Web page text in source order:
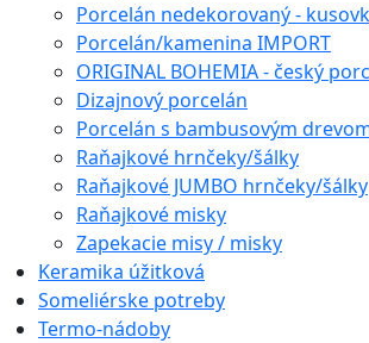
Porcelán nedekorovaný -
Porcelán/kamenina IMPORT
ORIGINAL BOHEMIA - český
Dizajnový porcelán
Porcelán s bambusovým
Raňajkové hrnčeky/šálky
Raňajkové JUMBO hrnčeky/šálky
Raňajkové misky
Zapekacie misy / misky
Keramika úžitková
Someliérske potreby
Termo-nádoby